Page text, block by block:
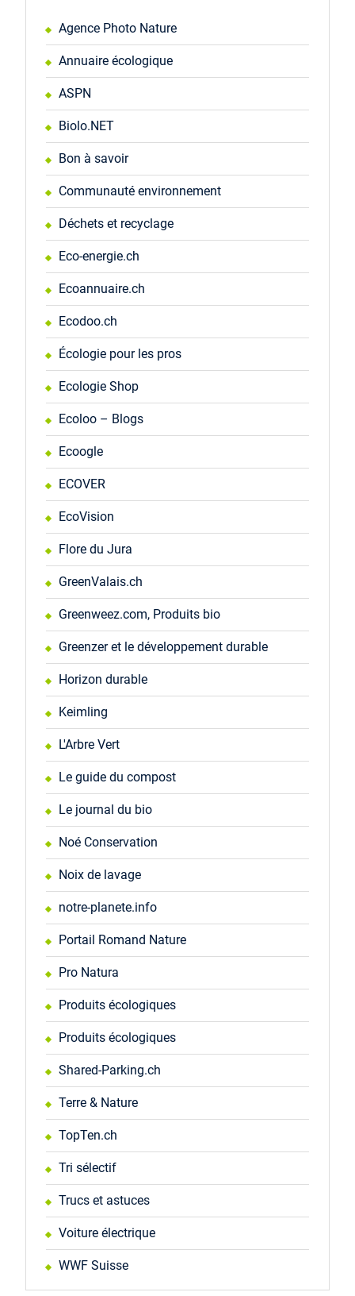
Agence Photo Nature
Annuaire écologique
ASPN
Biolo.NET
Bon à savoir
Communauté environnement
Déchets et recyclage
Eco-energie.ch
Ecoannuaire.ch
Ecodoo.ch
Écologie pour les pros
Ecologie Shop
Ecoloo – Blogs
Ecoogle
ECOVER
EcoVision
Flore du Jura
GreenValais.ch
Greenweez.com, Produits bio
Greenzer et le développement durable
Horizon durable
Keimling
L'Arbre Vert
Le guide du compost
Le journal du bio
Noé Conservation
Noix de lavage
notre-planete.info
Portail Romand Nature
Pro Natura
Produits écologiques
Produits écologiques
Shared-Parking.ch
Terre & Nature
TopTen.ch
Tri sélectif
Trucs et astuces
Voiture électrique
WWF Suisse